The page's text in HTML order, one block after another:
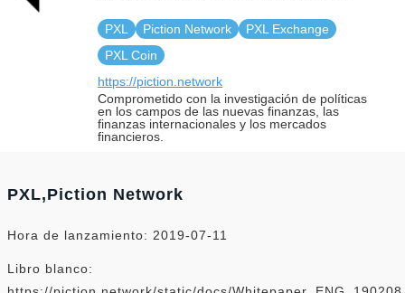
PXL Piction Network
PXL Exchange
PXL Coin
https://piction.network
Comprometido con la investigación de políticas
en los campos de las nuevas finanzas, las
finanzas internacionales y los mercados
financieros.
PXL,Piction Network
Hora de lanzamiento: 2019-07-11
Libro blanco: